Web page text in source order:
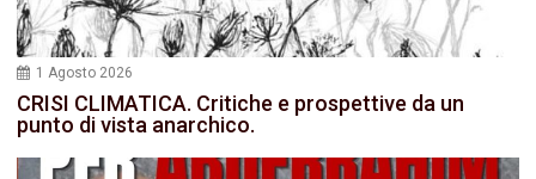
1 Agosto 2026
CRISI CLIMATICA. Critiche e prospettive da un
punto di vista anarchico.